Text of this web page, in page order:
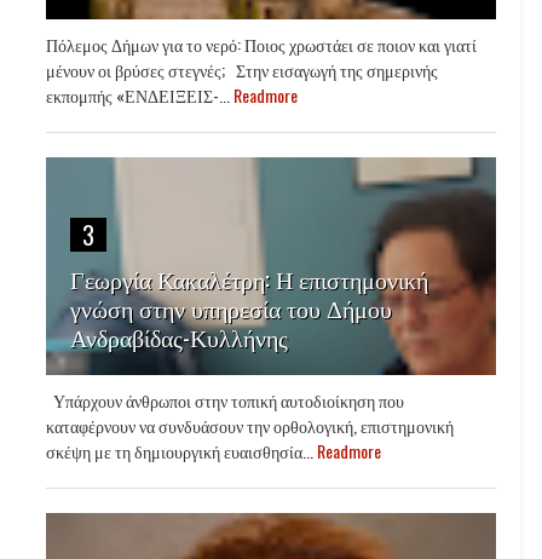
Πόλεμος Δήμων για το νερό: Ποιος χρωστάει σε ποιον και γιατί
μένουν οι βρύσες στεγνές; Στην εισαγωγή της σημερινής
εκπομπής «ΕΝΔΕΙΞΕΙΣ-... Readmore
3
Γεωργία Κακαλέτρη: Η επιστημονική
γνώση στην υπηρεσία του Δήμου
Ανδραβίδας-Κυλλήνης
Υπάρχουν άνθρωποι στην τοπική αυτοδιοίκηση που
καταφέρνουν να συνδυάσουν την ορθολογική, επιστημονική
σκέψη με τη δημιουργική ευαισθησία... Readmore